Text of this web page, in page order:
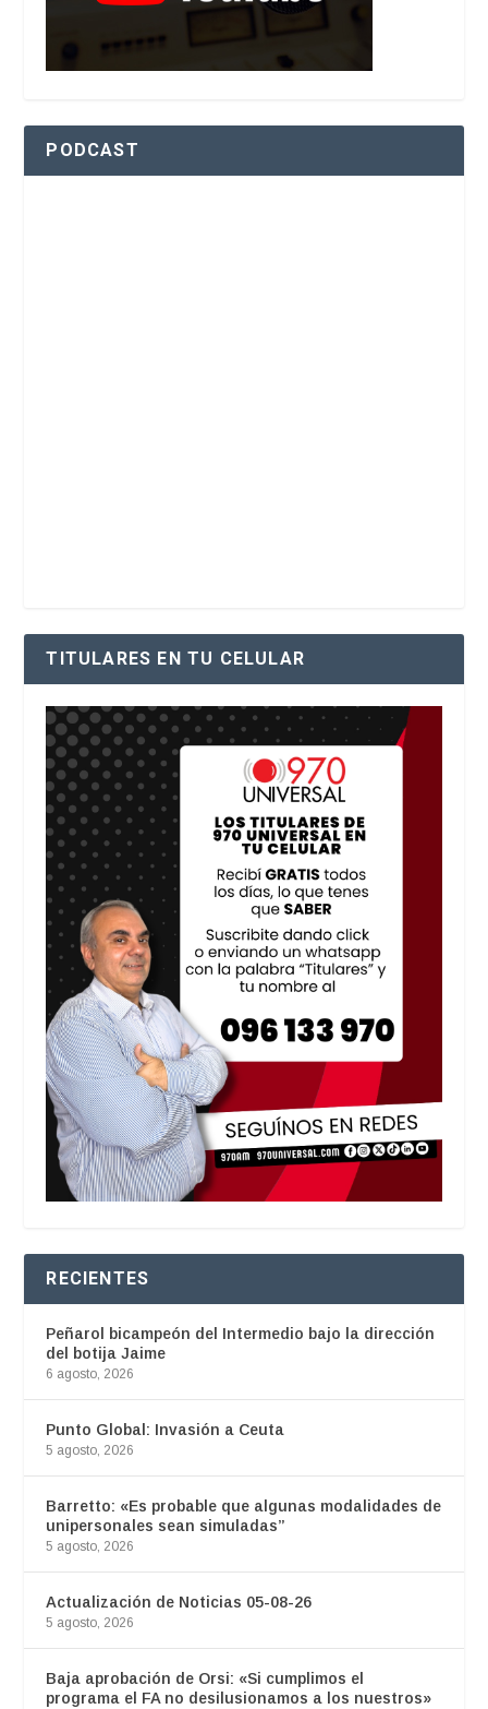
PODCAST
TITULARES EN TU CELULAR
RECIENTES
Peñarol bicampeón del Intermedio bajo la dirección
del botija Jaime
6 agosto, 2026
Punto Global: Invasión a Ceuta
5 agosto, 2026
Barretto: «Es probable que algunas modalidades de
unipersonales sean simuladas”
5 agosto, 2026
Actualización de Noticias 05-08-26
5 agosto, 2026
Baja aprobación de Orsi: «Si cumplimos el
programa el FA no desilusionamos a los nuestros»